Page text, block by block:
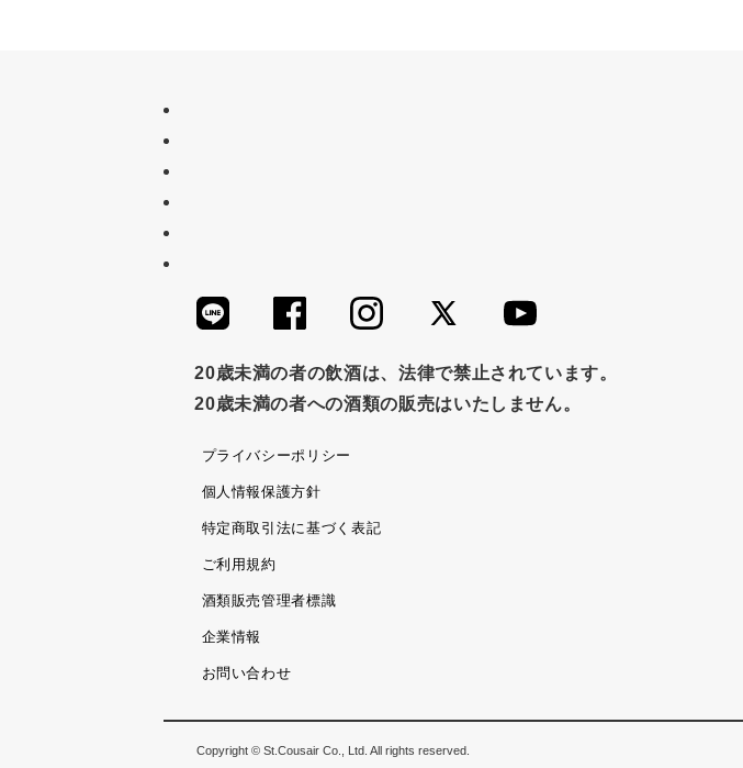
20歳未満の者の飲酒は、法律で禁止されています。
20歳未満の者への酒類の販売はいたしません。
プライバシーポリシー
個人情報保護方針
特定商取引法に基づく表記
ご利用規約
酒類販売管理者標識
企業情報
お問い合わせ
Copyright © St.Cousair Co., Ltd. All rights reserved.